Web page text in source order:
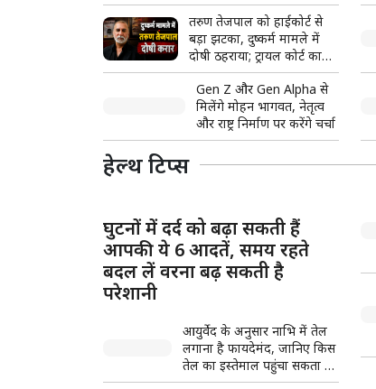
बयान से बढ़ा विवाद
तरुण तेजपाल को हाईकोर्ट से
बड़ा झटका, दुष्कर्म मामले में
दोषी ठहराया; ट्रायल कोर्ट का
फैसला पलटा
Gen Z और Gen Alpha से
मिलेंगे मोहन भागवत, नेतृत्व
और राष्ट्र निर्माण पर करेंगे चर्चा
हेल्थ टिप्स
घुटनों में दर्द को बढ़ा सकती हैं
आपकी ये 6 आदतें, समय रहते